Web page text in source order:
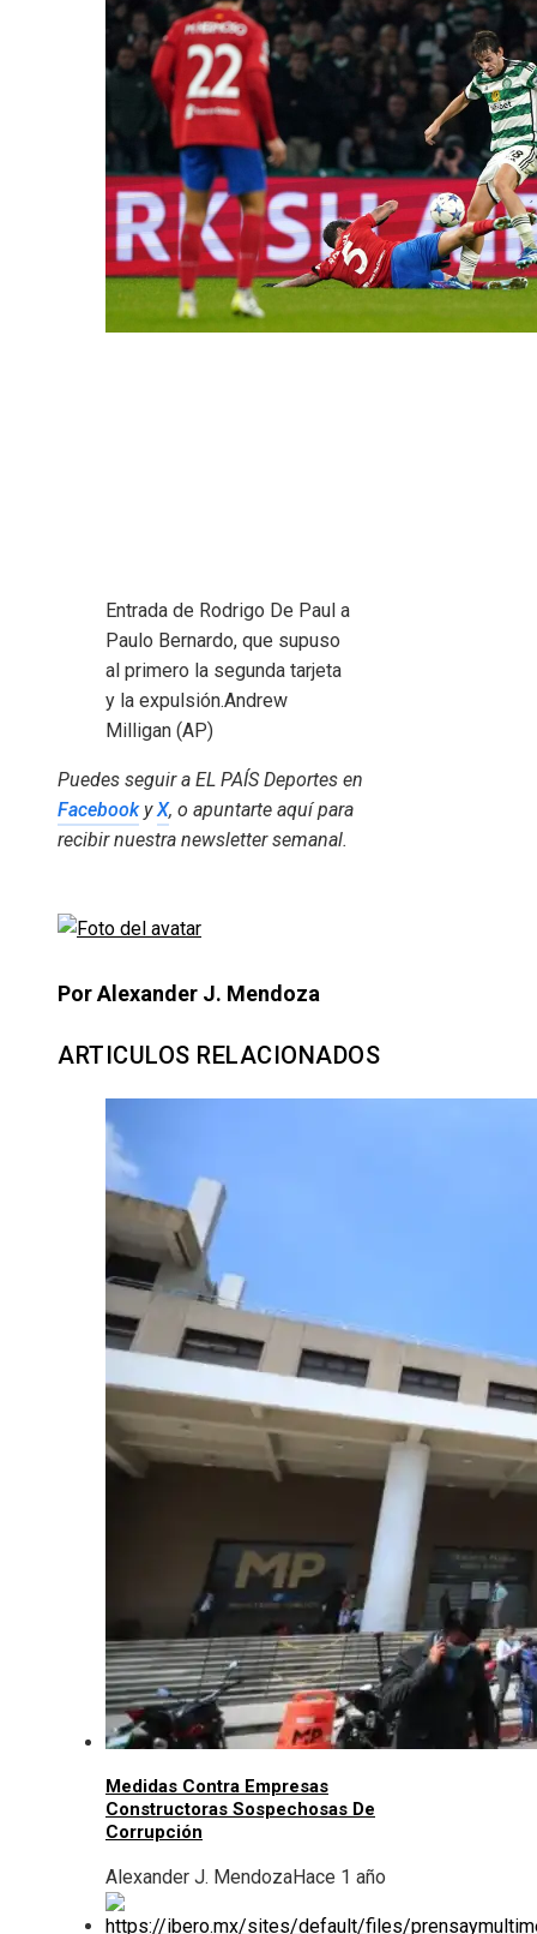
Entrada de Rodrigo De Paul a
Paulo Bernardo, que supuso
al primero la segunda tarjeta
y la expulsión.Andrew
Milligan (AP)
Puedes seguir a EL PAÍS Deportes en
FacebookyX, o apuntarte aquí para
recibirnuestra newsletter semanal.
Por Alexander J. Mendoza
ARTICULOS RELACIONADOS
Medidas Contra Empresas
Constructoras Sospechosas De
Corrupción
Alexander J. MendozaHace 1 año